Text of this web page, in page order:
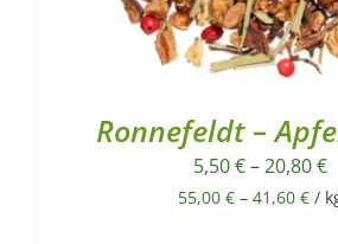
Ronnefeldt –
5,50€–20,80€
55,00€ –41,60€ /